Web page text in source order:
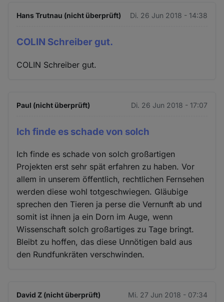
Hans Trutnau (nicht überprüft) Di. 26 Jun 2018 - 14:38
COLIN Schreiber gut.
COLIN Schreiber gut.
Paul (nicht überprüft) Di. 26 Jun 2018 - 17:07
Ich finde es schade von solch
Ich finde es schade von solch großartigen
Projekten erst sehr spät erfahren zu haben. Vor
allem in unserem öffentlich, rechtlichen Fernsehen
werden diese wohl totgeschwiegen. Gläubige
sprechen den Tieren ja perse die Vernunft ab und
somit ist ihnen ja ein Dorn im Auge, wenn
Wissenschaft solch großartiges zu Tage bringt.
Bleibt zu hoffen, das diese Unnötigen bald aus
den Rundfunkräten verschwinden.
David Z (nicht überprüft) Mi. 27 Jun 2018 - 07:34